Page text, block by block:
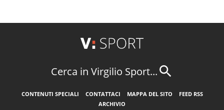
Cerca in Virgilio Sport...
CONTENUTI SPECIALI CONTATTACI MAPPA DEL SITO
FEED RSS
ARCHIVIO